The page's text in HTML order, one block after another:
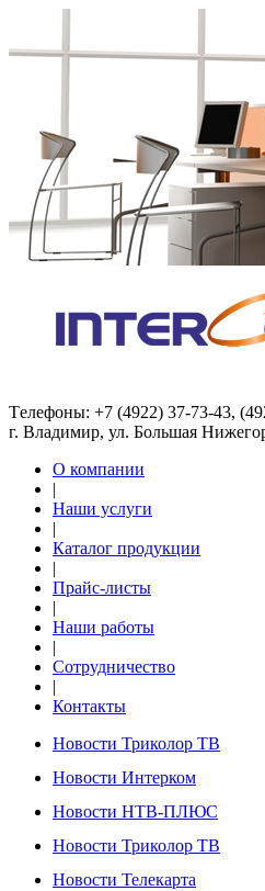
Tелефоны: +7 (4922) 37-73-43,
г. Владимир, ул. Большая
О компании
|
Наши услуги
|
Каталог продукции
|
Прайс-листы
|
Наши работы
|
Сотрудничество
|
Контакты
Новости Триколор ТВ
Новости Интерком
Новости НТВ-ПЛЮС
Новости Триколор ТВ
Новости Телекарта